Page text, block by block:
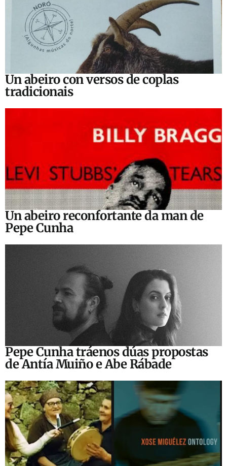
Un abeiro con versos de coplas
tradicionais
Un abeiro reconfortante da man de
Pepe Cunha
Pepe Cunha tráenos dúas propostas
de Antía Muiño e Abe Rábade